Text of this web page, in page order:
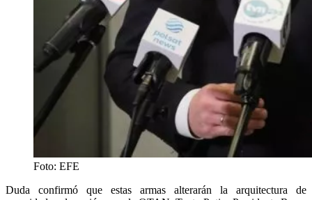
Foto: EFE
Duda confirmó que estas armas alterarán la arquitectura de